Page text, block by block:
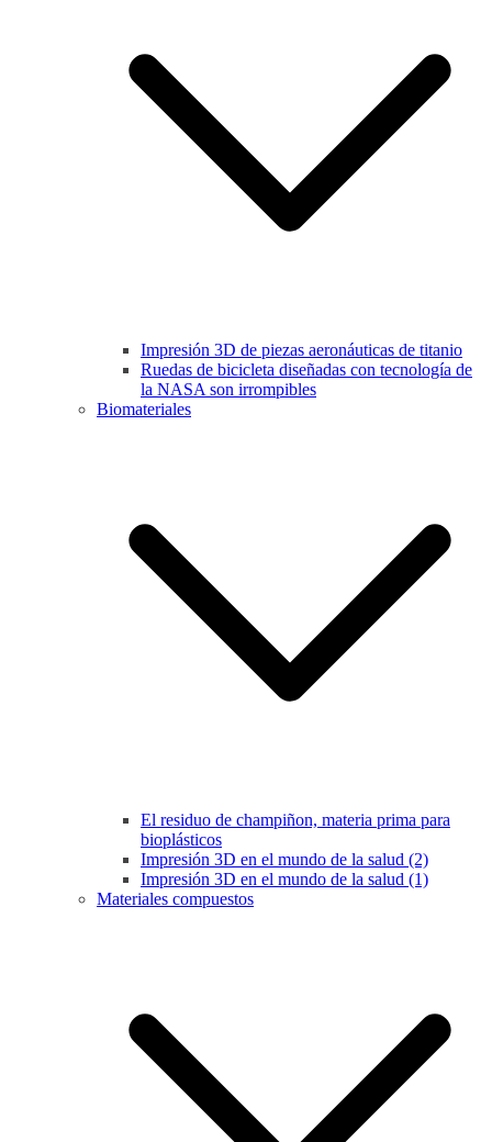
Impresión 3D de piezas aeronáuticas de titanio
Ruedas de bicicleta diseñadas con tecnología de
la NASA son irrompibles
Biomateriales
El residuo de champiñon, materia prima para
bioplásticos
Impresión 3D en el mundo de la salud (2)
Impresión 3D en el mundo de la salud (1)
Materiales compuestos